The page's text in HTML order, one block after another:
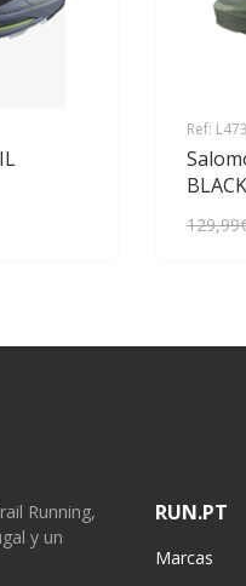
Ref:
Running,
y un
RUN.PT
Marcas